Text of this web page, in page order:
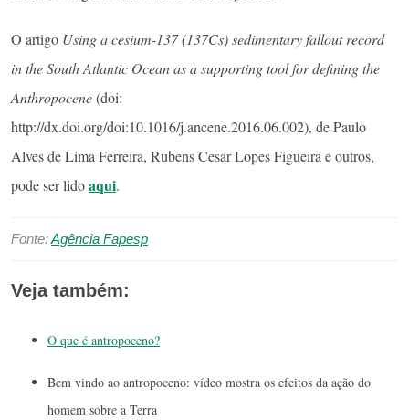
O artigo Using a cesium-137 (137Cs) sedimentary fallout record
in the South Atlantic Ocean as a supporting tool for defining the
Anthropocene(doi:
http://dx.doi.org/doi:10.1016/j.ancene.2016.06.002), de Paulo
Alves de Lima Ferreira, Rubens Cesar Lopes Figueira e outros,
pode ser lidoaqui.
Fonte:Agência Fapesp
Veja também:
O que é antropoceno?
Bem vindo ao antropoceno: vídeo mostra os efeitos da ação do
homem sobre a Terra